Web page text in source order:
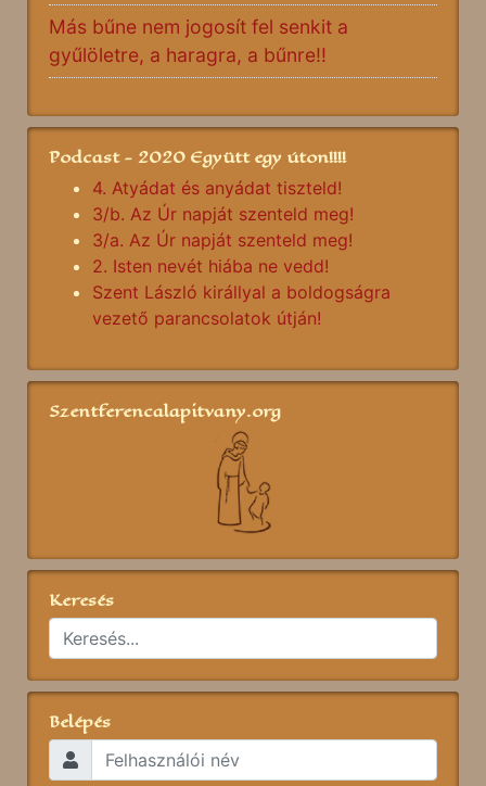
Más bűne nem jogosít fel senkit a
gyűlöletre, a haragra, a bűnre!!
Podcast - 2020 Együtt egy úton!!!!
4. Atyádat és anyádat tiszteld!
3/b. Az Úr napját szenteld meg!
3/a. Az Úr napját szenteld meg!
2. Isten nevét hiába ne vedd!
Szent László királlyal a boldogságra
vezető parancsolatok útján!
Szentferencalapitvany.org
Keresés
Belépés